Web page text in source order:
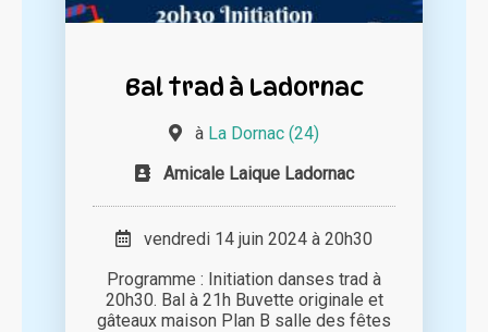
Bal trad à Ladornac
à La Dornac (24)
Amicale Laique Ladornac
vendredi 14 juin 2024 à 20h30
Programme : Initiation danses trad à
20h30. Bal à 21h Buvette originale et
gâteaux maison Plan B salle des fêtes